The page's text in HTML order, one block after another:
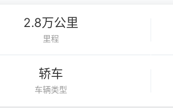
2.8万公里
里程
轿车
车辆类型